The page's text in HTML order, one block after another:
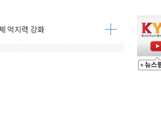
억지력 강화